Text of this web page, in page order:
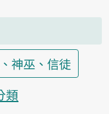
神巫、信徒
類